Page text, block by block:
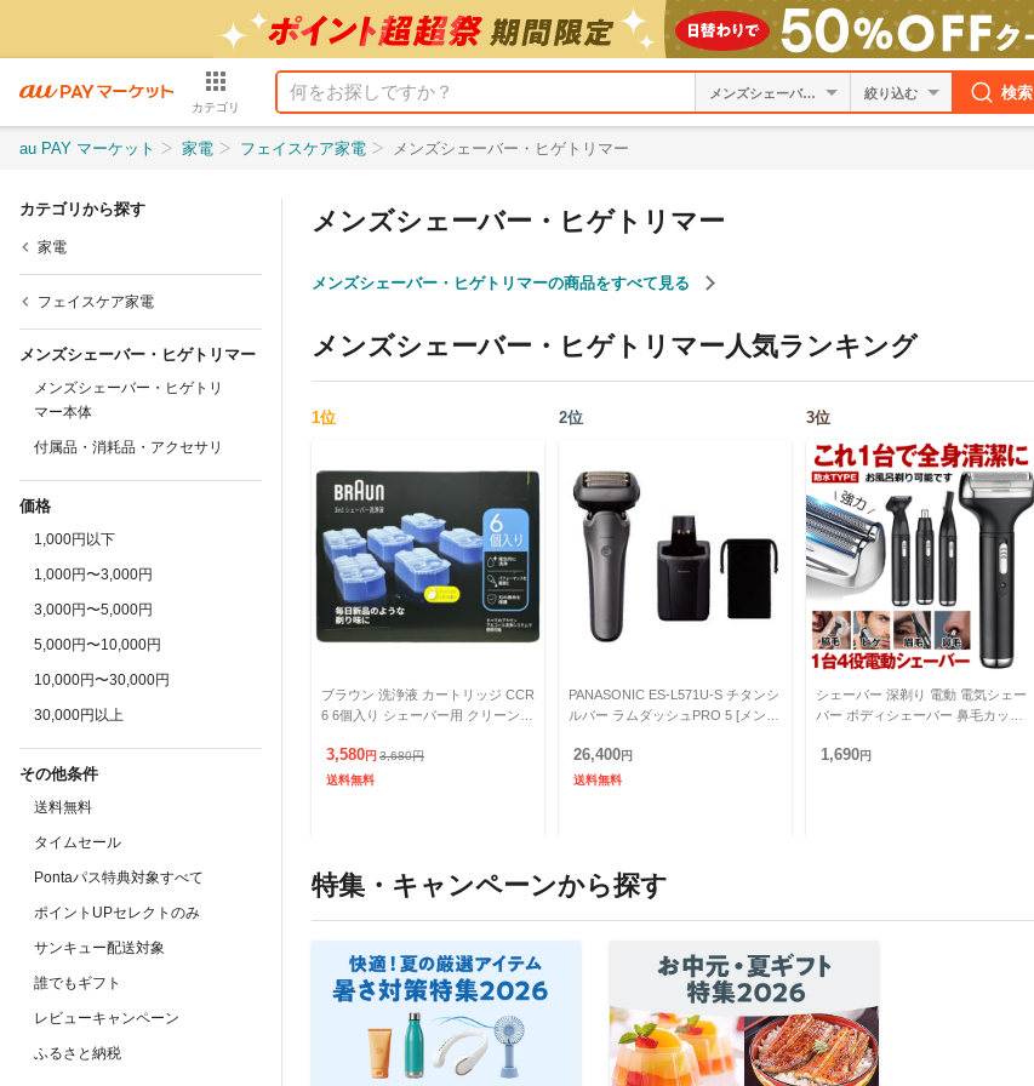
カテゴリ
絞り込む 検索
au PAY マーケット 家電 フェイスケア家電 メンズシェーバー・ヒゲトリマー
カテゴリから探す
家電
フェイスケア家電
メンズシェーバー・ヒゲトリマー
メンズシェーバー・ヒゲトリ
マー本体
付属品・消耗品・アクセサリ
価格
1,000円以下
1,000円〜3,000円
3,000円〜5,000円
5,000円〜10,000円
10,000円〜30,000円
30,000円以上
その他条件
送料無料
タイムセール
Pontaパス特典対象すべて
ポイントUPセレクトのみ
サンキュー配送対象
誰でもギフト
レビューキャンペーン
ふるさと納税
メンズシェーバー・ヒゲトリマー
メンズシェーバー・ヒゲトリマーの商品をすべて見る
メンズシェーバー・ヒゲトリマー人気ランキング
1位
ブラウン 洗浄液 カートリッジ CCR
6 6個入り シェーバー用 クリーン&
3,580円 3,680円
送料無料
2位
PANASONIC ES-L571U-S チタンシ
ルバー ラムダッシュPRO 5 [メンズ
式)
26,400円
送料無料
3位
シェーバー 深剃り 電動 電気シェー
バー ボディシェーバー 鼻毛カッタ
ヒゲそり トすね毛
1,690円
特集・キャンペーンから探す